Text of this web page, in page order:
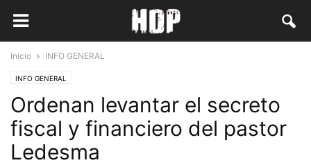
Inicio INFO GENERAL
INFO GENERAL
Ordenan levantar el secreto
fiscal y financiero del pastor
Ledesma